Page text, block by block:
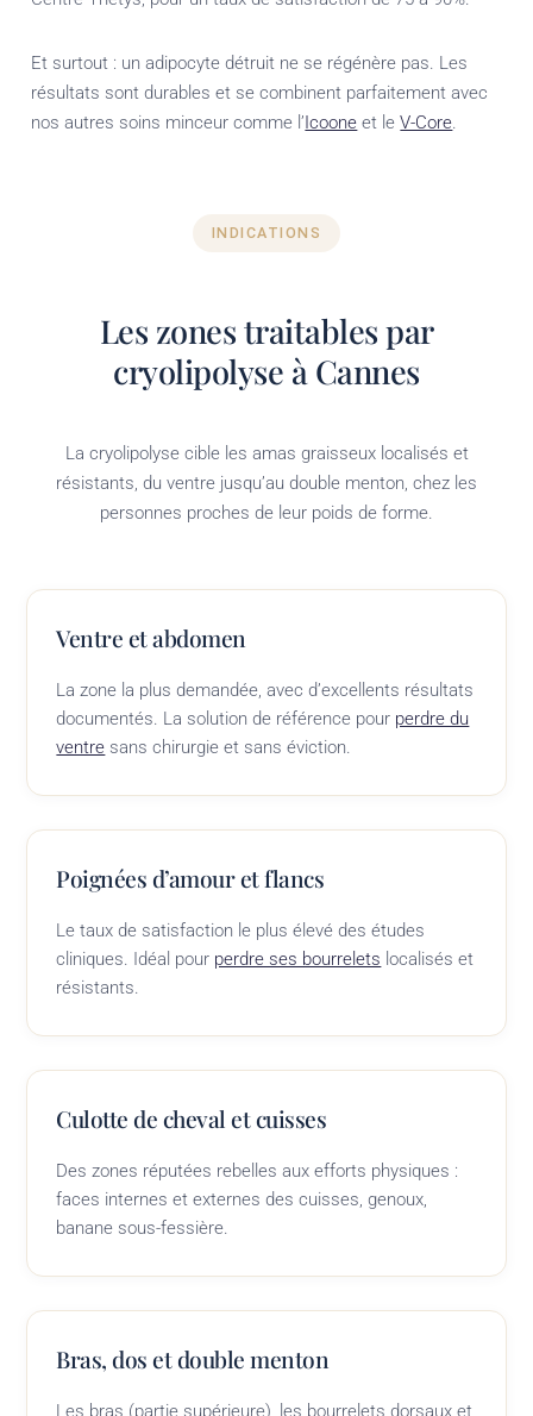
Et surtout : un adipocyte détruit ne se régénère pas. Les
résultats sont durables et se combinent parfaitement avec
nos autres soins minceur comme l’Icoone et leV-Core.
INDICATIONS
Les zones traitables par
cryolipolyse à Cannes
La cryolipolyse cible les amas graisseux localisés et
résistants, du ventre jusqu’au double menton, chez les
personnes proches de leur poids de forme.
Ventre et abdomen
La zone la plus demandée, avec d’excellents résultats
documentés. La solution de référence pour perdre du
ventre sans chirurgie et sans éviction.
Poignées d’amour et flancs
Le taux de satisfaction le plus élevé des études
cliniques. Idéal pour perdre ses bourrelets localisés et
résistants.
Culotte de cheval et cuisses
Des zones réputées rebelles aux efforts physiques :
faces internes et externes des cuisses, genoux,
banane sous-fessière.
Bras, dos et double menton
Les bras (partie supérieure), les bourrelets dorsaux et